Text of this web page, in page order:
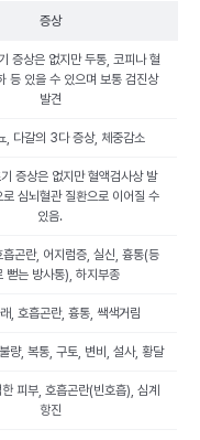
증상
증상은 없지만 두통, 코피나 혈
등 있을 수 있으며 보통 검진상
발견
, 다갈의 3다 증상, 체중감소
증상은 없지만 혈액검사상 발
로 심뇌혈관 질환으로 이어질 수
있음.
곤란, 어지럼증, 실신, 흉통(등
뻗는 방사통), 하지부종
, 호흡곤란, 흉통, 쌕색거림
량, 복통, 구토, 변비, 설사, 황달
피부, 호흡곤란(빈호흡), 심계
항진